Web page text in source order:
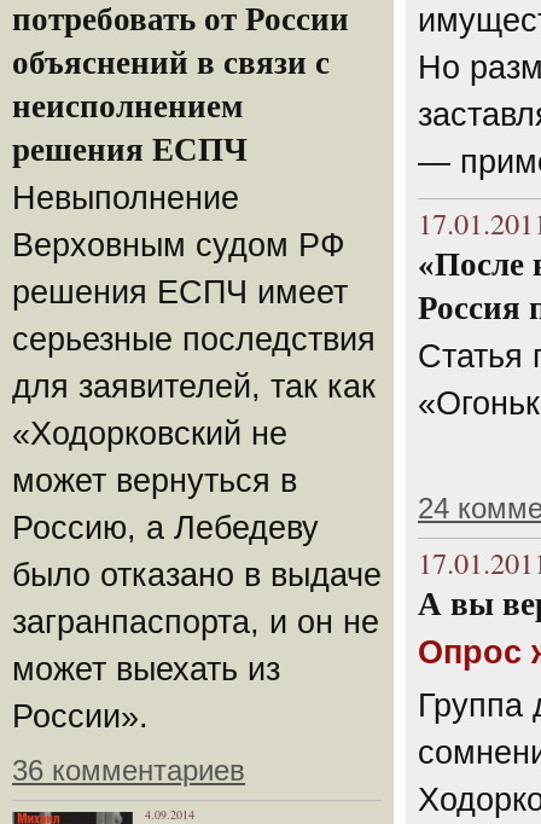
потребовать от России
объяснений в связи с
неисполнением
решения ЕСПЧ
Невыполнение
Верховным судом РФ
решения ЕСПЧ имеет
серьезные последствия
для заявителей, так как
«Ходорковский не
может вернуться в
Россию, а Лебедеву
было отказано в выдаче
загранпаспорта, и он не
может выехать из
России».
36 комментариев
4.09.2014
Но
—
«После
Россия
Статья
24
А вы
Опрос
Группа